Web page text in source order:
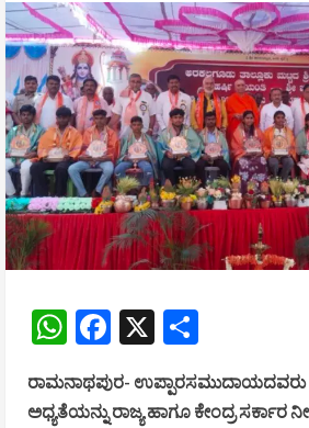
WhatsApp
Facebook
X
ರಾಮನಾಥಪುರ- ಉಪ್ಪಾರಸಮುದಾಯದವರು
ಅಧ್ಯತೆಯನ್ನು ರಾಜ್ಯ ಹಾಗೂ ಕೇಂದ್ರ ಸರ್ಕಾರ